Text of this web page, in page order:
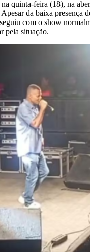
na quinta-feira (18), na
da baixa presença
com o show
pela situação.